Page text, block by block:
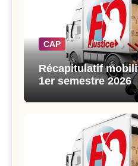
CAP
Récapitulatif
1er semestre 2026